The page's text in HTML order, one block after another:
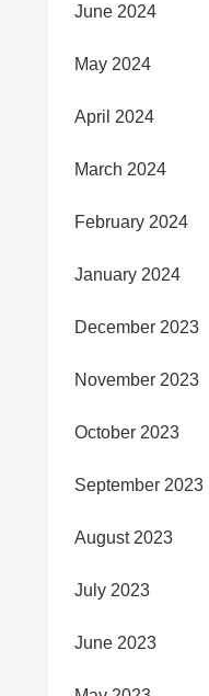
June 2024
May 2024
April 2024
March 2024
February 2024
January 2024
December 2023
November 2023
October 2023
September 2023
August 2023
July 2023
June 2023